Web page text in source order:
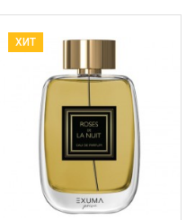
ХИТ